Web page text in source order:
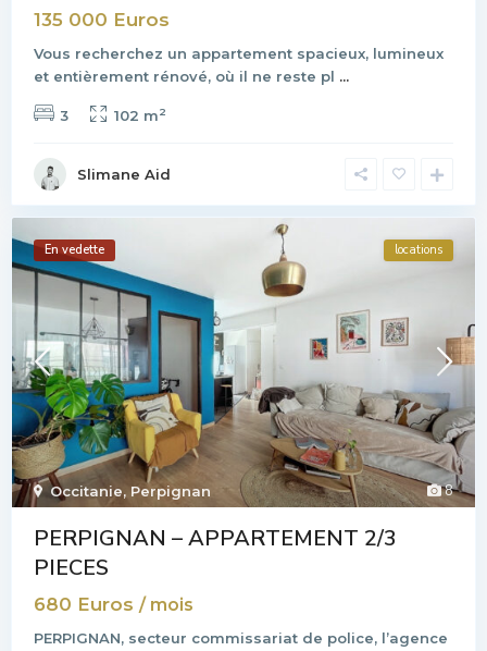
135 000 Euros
Vous recherchez un appartement spacieux, lumineux
et entièrement rénové, où il ne reste pl ...
3 102 m2
Slimane Aid
8
Occitanie,Perpignan
En vedette locations
PERPIGNAN – APPARTEMENT 2/3
PIECES
680 Euros/ mois
PERPIGNAN, secteur commissariat de police, l’agence